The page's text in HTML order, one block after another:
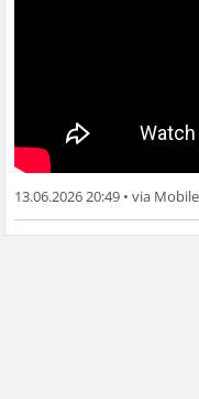
13.06.2026 20:49 •